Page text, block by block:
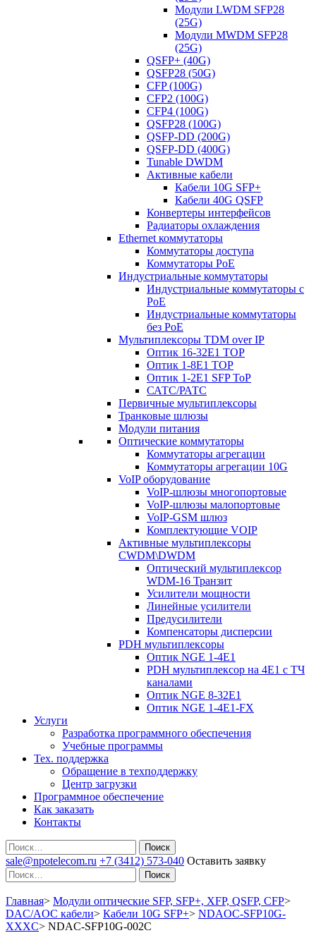
Модули LWDM SFP28
(25G)
Модули MWDM SFP28
(25G)
QSFP+ (40G)
QSFP28 (50G)
CFP (100G)
CFP2 (100G)
CFP4 (100G)
QSFP28 (100G)
QSFP-DD (200G)
QSFP-DD (400G)
Tunable DWDM
Активные кабели
Кабели 10G SFP+
Кабели 40G QSFP
Конвертеры интерфейсов
Радиаторы охлаждения
Ethernet коммутаторы
Коммутаторы доступа
Коммутаторы PoE
Индустриальные коммутаторы
Индустриальные коммутаторы с
PoE
Индустриальные коммутаторы
без PoE
Мультиплексоры TDM over IP
Оптик 16-32E1 TOP
Оптик 1-8E1 TOP
Оптик 1-2E1 SFP ToP
САТС/РАТС
Первичные мультиплексоры
Транковые шлюзы
Модули питания
Оптические коммутаторы
Коммутаторы агрегации
Коммутаторы агрегации 10G
VoIP оборудование
VoIP-шлюзы многопортовые
VoIP-шлюзы малопортовые
VoIP-GSM шлюз
Комплектующие VOIP
Активные мультиплексоры
CWDM\DWDM
Оптический мультиплексор
WDM-16 Транзит
Усилители мощности
Линейные усилители
Предусилители
Компенсаторы дисперсии
PDH мультиплексоры
Оптик NGE 1-4E1
PDH мультиплексор на 4Е1 с ТЧ
каналами
Оптик NGE 8-32E1
Оптик NGE 1-4E1-FX
Услуги
Разработка программного обеспечения
Учебные программы
Тех. поддержка
Обращение в техподдержку
Центр загрузки
Программное обеспечение
Как заказать
Контакты
Поиск
sale@npotelecom.ru +7 (3412) 573-040 Оставить заявку
Поиск
Главная> Модули оптические SFP, SFP+, XFP, QSFP, CFP>
DAC/AOC кабели> Кабели 10G SFP+> NDAOC-SFP10G-
XXXC> NDAC-SFP10G-002C